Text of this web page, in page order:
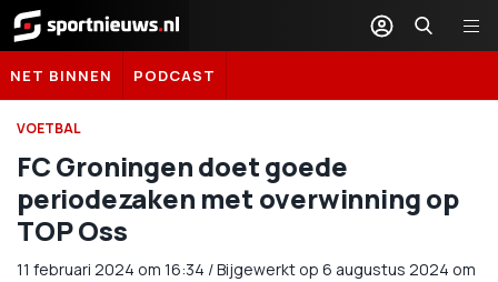
Sportnieuws.nl
NET BINNEN PODCAST
VOETBAL
FC Groningen doet goede
periodezaken met overwinning op
TOP Oss
11 februari 2024 om 16:34 /Bijgewerkt op 6 augustus 2024 om